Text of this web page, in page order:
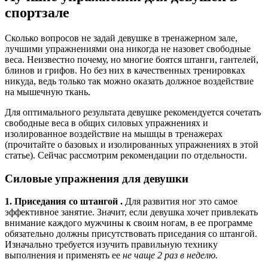
спортзале
Сколько вопросов не задай девушке в тренажерном зале,
лучшими упражнениями она никогда не назовет свободные
веса. Неизвестно почему, но многие боятся штанги, гантелей,
блинов и грифов. Но без них в качественных тренировках
никуда, ведь только так можно оказать должное воздействие
на мышечную ткань.
Для оптимального результата девушке рекомендуется сочетать
свободные веса в общих силовых упражнениях и
изолированное воздействие на мышцы в тренажерах
(прочитайте о базовых и изолированных упражнениях в этой
статье). Сейчас рассмотрим рекомендации по отдельности.
Силовые упражнения для девушки
1. Приседания со штангой . Для развития ног это самое
эффективное занятие. Значит, если девушка хочет привлекать
внимание каждого мужчины к своим ногам, в ее программе
обязательно должны присутствовать приседания со штангой.
Изначально требуется изучить правильную технику
выполнения и применять ее не чаще 2 раз в неделю.